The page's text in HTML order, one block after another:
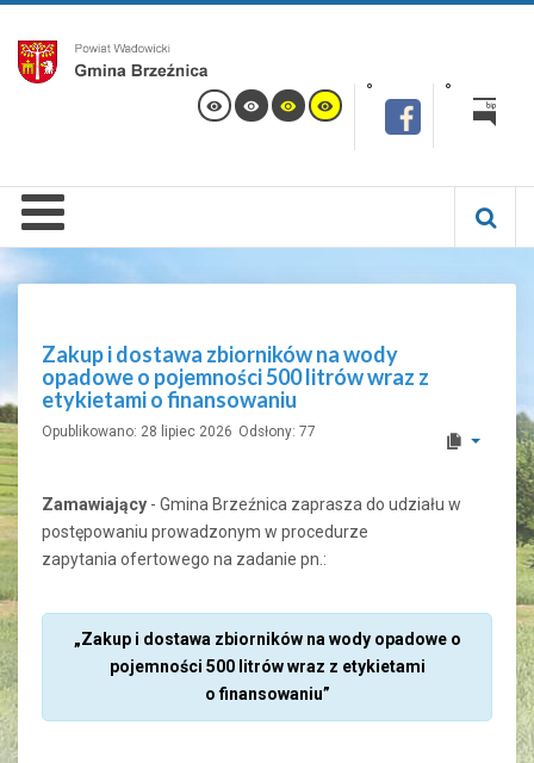
Zakup i dostawa zbiorników na wody
opadowe o pojemności 500 litrów wraz z
etykietami o finansowaniu
Opublikowano: 28 lipiec 2026 Odsłony: 77
Zamawiający - Gmina Brzeźnica zaprasza do udziału w
postępowaniu prowadzonym w procedurze
zapytania ofertowego na zadanie pn.:
„Zakup i dostawa zbiorników na wody opadowe o
pojemności 500 litrów wraz z etykietami
o finansowaniu”